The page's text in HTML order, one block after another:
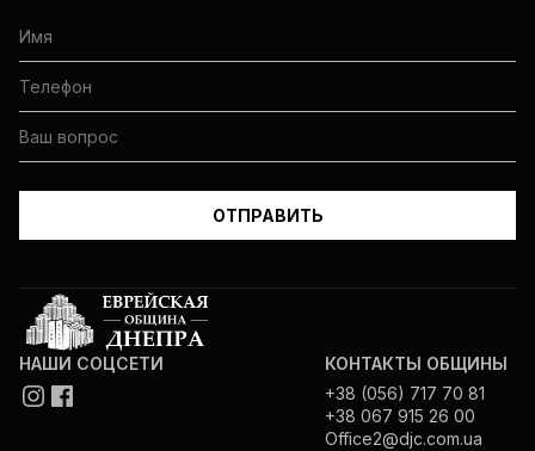
НАШИ СОЦСЕТИ
КОНТАКТЫ ОБЩИНЫ
+38 (056) 717 70 81
+38 067 915 26 00
Office2@djc.com.ua